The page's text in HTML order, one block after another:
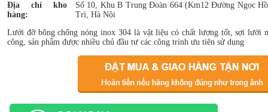
Địa chỉ kho
hàng:
Số 10, Khu B Trung Đoàn 664 (Km12 Đường Ngọc
Trì, Hà Nội
Lưới đỡ bông chống nóng inox 304 là vật liệu có chất lượng tốt, sợi lưới
công, sản phẩm được nhiều chủ đầu tư các công trình ưu tiên sử dụng